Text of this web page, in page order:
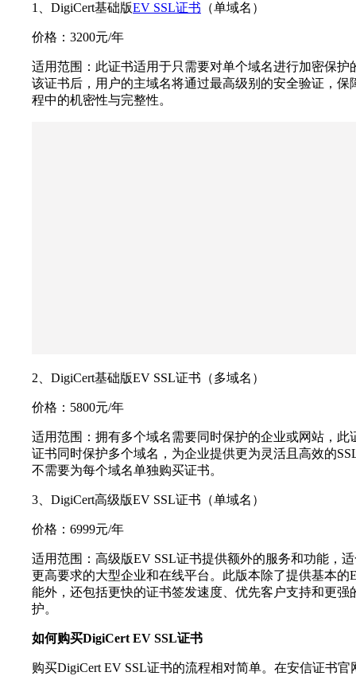
1、DigiCert基础版EV SSL证书 （单域名）
价格：3200元/年
适用范围：此证书适用于只需要对单个域名进行加密保护
该证书后，用户的主域名将通过最高级别的安全验证，保
程中的机密性与完整性。
2、DigiCert基础版EV SSL证书（多域名）
价格：5800元/年
适用范围：拥有多个域名需要同时保护的企业或网站，此
证书同时保护多个域名，为企业提供更为灵活且高效的
不需要为每个域名单独购买证书。
3、DigiCert高级版EV SSL证书（单域名）
价格：6999元/年
适用范围：高级版EV SSL证书提供额外的服务和功能，
更高要求的大型企业和在线平台。此版本除了提供基本的
能外，还包括更快的证书签发速度、优先客户支持和更强
护。
如何购买DigiCert EV SSL证书
购买DigiCert EV SSL证书的流程相对简单。在安信证书官